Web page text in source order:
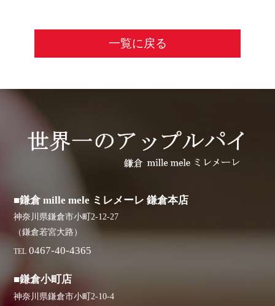
一覧に戻る
■鎌倉 mille mele ミレメーレ 鎌倉本店
神奈川県鎌倉市小町2-12-27
（鎌倉若宮大路）
TEL 0467-40-4365
■鎌倉小町店
神奈川県鎌倉市小町2-10-4